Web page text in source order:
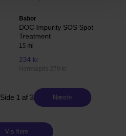
Babor
DOC Impurity SOS Spot
Treatment
15 ml
234 kr
Normalpris 279 kr
Side 1 af 3 Næste
Vis flere